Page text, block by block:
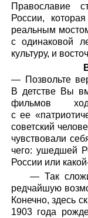
Православие
России,
реальным
с одинаковой
культуру, и
— Позвольте
В детстве Вы
фильмов
с ее
советский
чувствовали
чего: ушедшей
России или
— Так
редчайшую
Конечно, здесь
1903 года